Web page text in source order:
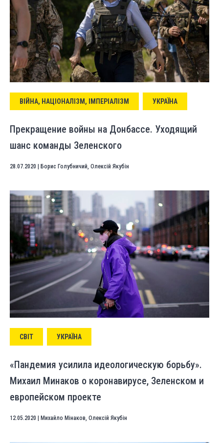
ВІЙНА, НАЦІОНАЛІЗМ, ІМПЕРІАЛІЗМ УКРАЇНА
Прекращение войны на Донбассе. Уходящий
шанс команды Зеленского
28.07.2020 Борис Голубничий, Олексій Якубін
СВІТ УКРАЇНА
«Пандемия усилила идеологическую борьбу».
Михаил Минаков о коронавирусе, Зеленском и
европейском проекте
12.05.2020 Михайло Мінаков, Олексій Якубін